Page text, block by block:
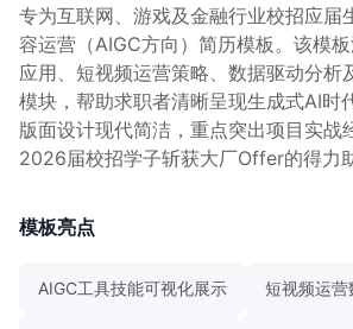
专为互联网、游戏及金融行业校招应届
容运营（AIGC方向）简历模板。该模
应用、短视频运营策略、数据驱动分析
模块，帮助求职者清晰呈现生成式AI时
版面设计现代简洁，重点突出项目实战
2026届校招学子斩获大厂Offer的得力
模板亮点
AIGC工具技能可视化展示 短视频运